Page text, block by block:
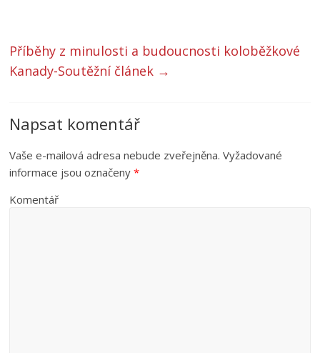
Příběhy z minulosti a budoucnosti koloběžkové
Kanady-Soutěžní článek →
Napsat komentář
Vaše e-mailová adresa nebude zveřejněna. Vyžadované
informace jsou označeny*
Komentář